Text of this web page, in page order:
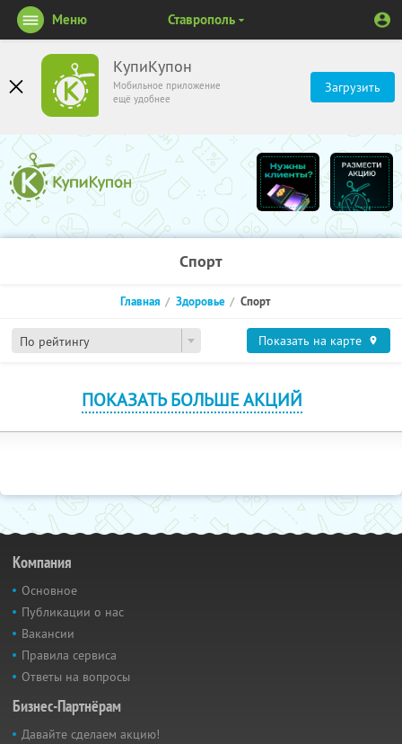
КупиКупон
Мобильное приложение
ещё удобнее
Загрузить
Меню Ставрополь
Спорт
По рейтингу
Главная Здоровье Спорт
Показать на карте
ПОКАЗАТЬ БОЛЬШЕ АКЦИЙ
Компания
Основное
Публикации о нас
Вакансии
Правила сервиса
Ответы на вопросы
Бизнес-Партнёрам
Давайте сделаем акцию!